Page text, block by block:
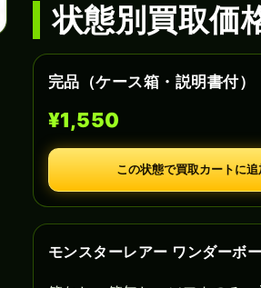
状態別買取価
完品（ケース箱・説明書付）
¥1,550
この状態で買取カートに追
モンスターレアー ワンダーボ